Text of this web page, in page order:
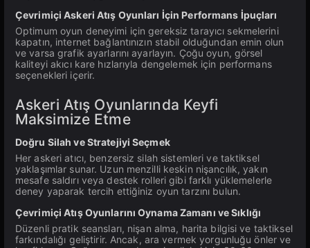
Çevrimiçi Askeri Atış Oyunları İçin Performans İpuçları
Optimum oyun deneyimi için gereksiz tarayıcı sekmelerini
kapatın, internet bağlantınızın stabil olduğundan emin olun
ve varsa grafik ayarlarını ayarlayın. Çoğu oyun, görsel
kaliteyi akıcı kare hızlarıyla dengelemek için performans
seçenekleri içerir.
Askeri Atış Oyunlarında Keyfi
Maksimize Etme
Doğru Silah ve Stratejiyi Seçmek
Her askeri atıcı, benzersiz silah sistemleri ve taktiksel
yaklaşımlar sunar. Uzun menzilli keskin nişancılık, yakın
mesafe saldırı veya destek rolleri gibi farklı yüklemelerle
deney yaparak tercih ettiğiniz oyun tarzını bulun.
Çevrimiçi Atış Oyunlarını Oynama Zamanı ve Sıklığı
Düzenli pratik seansları, nişan alma, harita bilgisi ve taktiksel
farkındalığı geliştirir. Ancak, ara vermek yorgunluğu önler ve